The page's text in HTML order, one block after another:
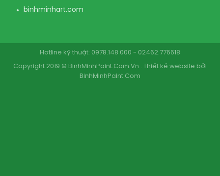
binhminhart.com
Hotline kỹ thuật: 0978.148.000 - 02462.776618
Copyright 2019 © BinhMinhPaint.Com.Vn . Thiết kế website bởi
BinhMinhPaint.Com